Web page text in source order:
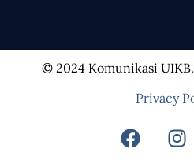
© 2024 Komunikasi
Privacy